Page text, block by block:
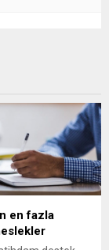
en fazla